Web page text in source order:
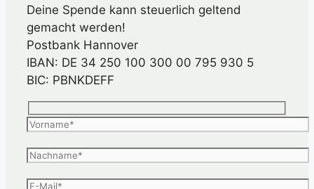
Deine Spende kann steuerlich geltend
gemacht werden!
Postbank Hannover
IBAN: DE 34 250 100 300 00 795 930 5
BIC: PBNKDEFF